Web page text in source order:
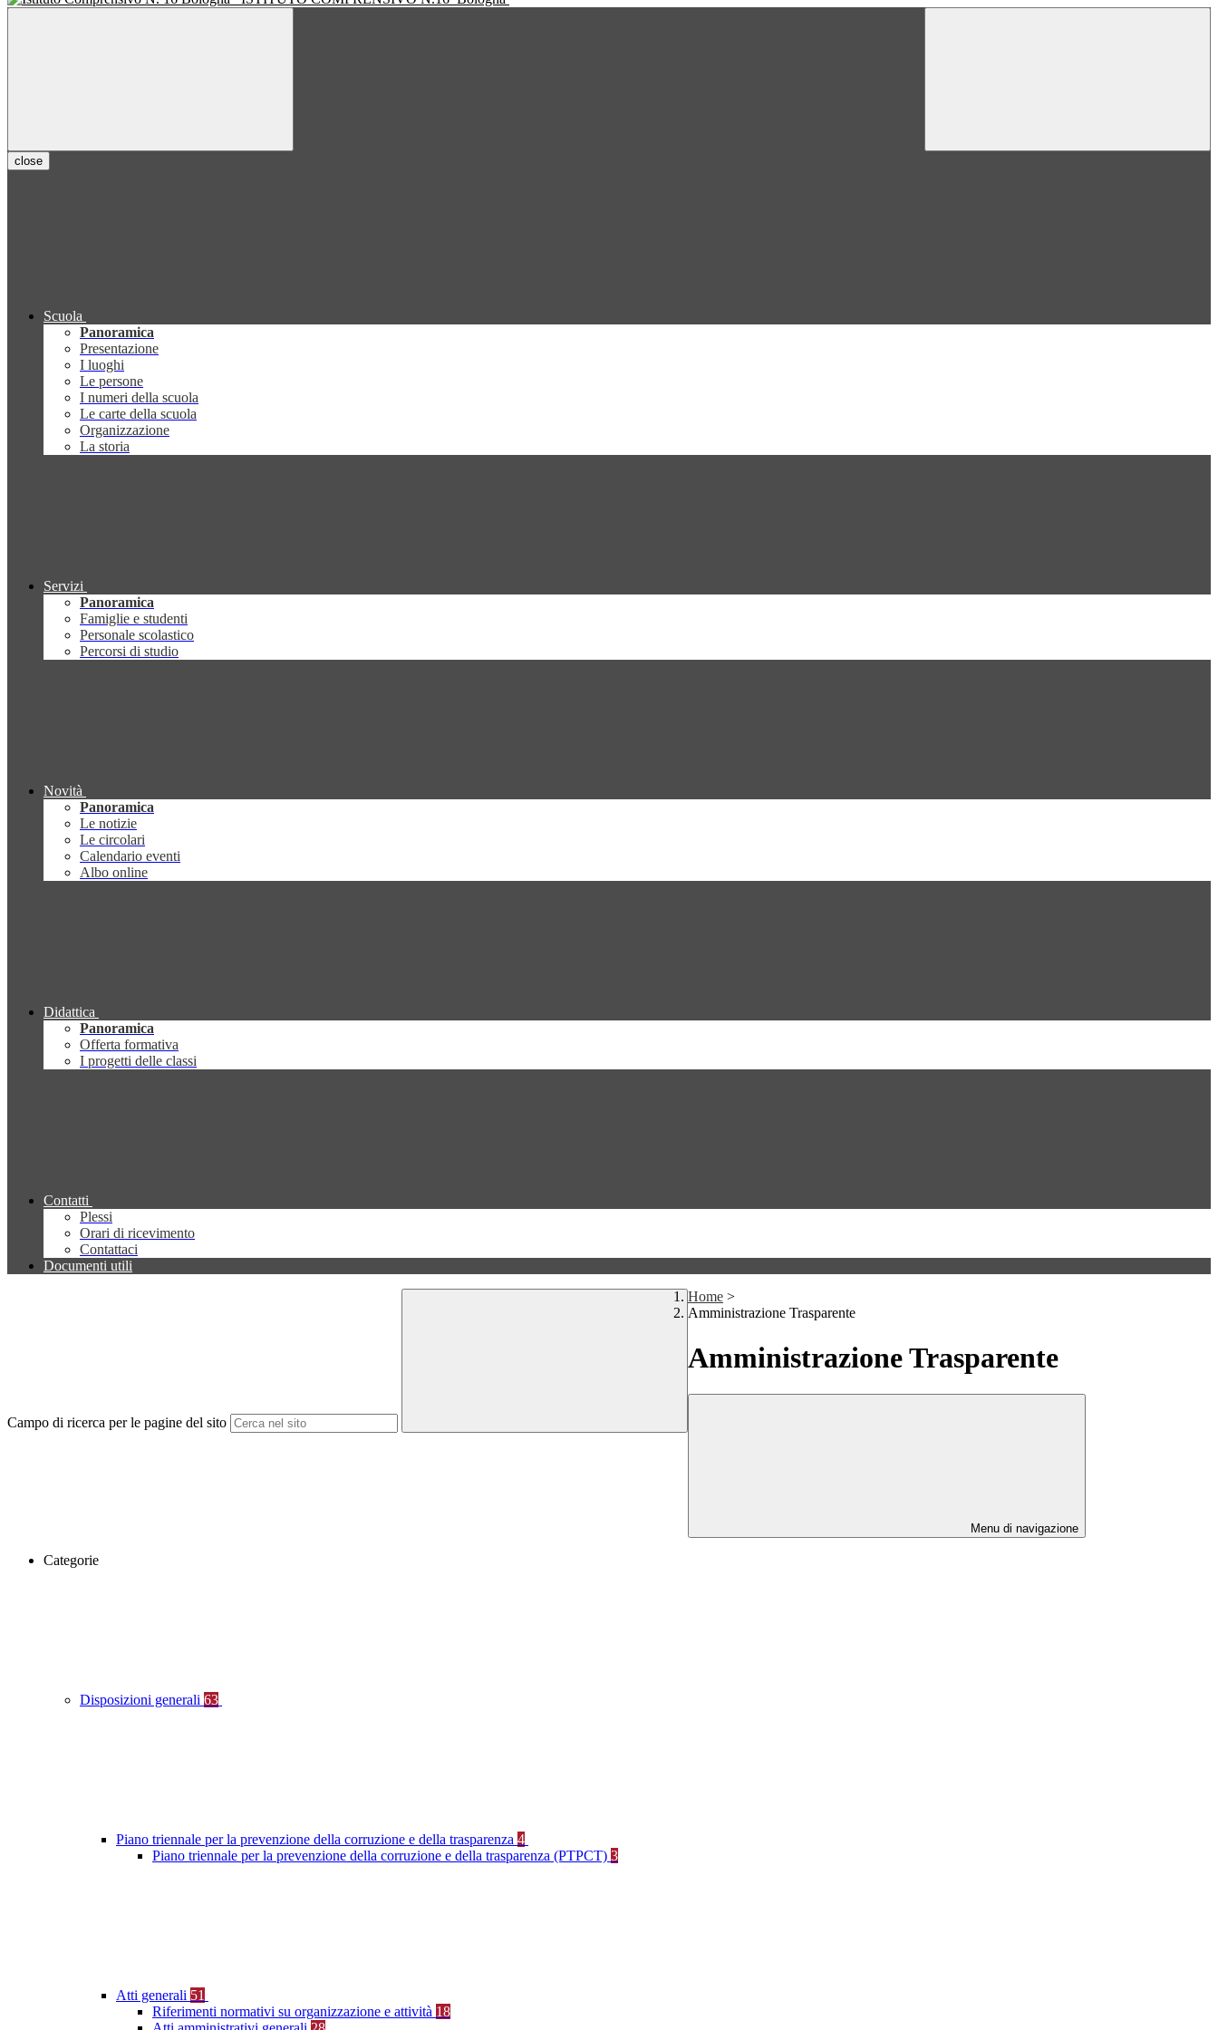
close
Scuola
Panoramica
Presentazione
I luoghi
Le persone
I numeri della scuola
Le carte della scuola
Organizzazione
La storia
Servizi
Panoramica
Famiglie e studenti
Personale scolastico
Percorsi di studio
Novità
Panoramica
Le notizie
Le circolari
Calendario eventi
Albo online
Didattica
Panoramica
Offerta formativa
I progetti delle classi
Contatti
Plessi
Orari di ricevimento
Contattaci
Documenti utili
Campo di ricerca per le pagine del sito
Home >
Amministrazione Trasparente
Amministrazione Trasparente
Menu di navigazione
Categorie
Disposizioni generali 63
Piano triennale per la prevenzione della corruzione e della trasparenza 4
Piano triennale per la prevenzione della corruzione e della trasparenza (PTPCT) 3
Atti generali 51
Riferimenti normativi su organizzazione e attività 18